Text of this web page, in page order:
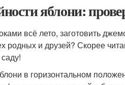
яблони:
всё лето, заготовить
родных и друзей? Скорее
в горизонтальном